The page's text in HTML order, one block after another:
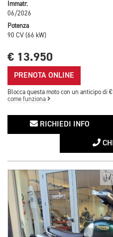
Immatr.
06/2026
Potenza
90 CV (66 kW)
€ 13.950
PRENOTA ONLINE
Blocca questa moto con un anticipo di
come funziona
RICHIEDI INFO
1/